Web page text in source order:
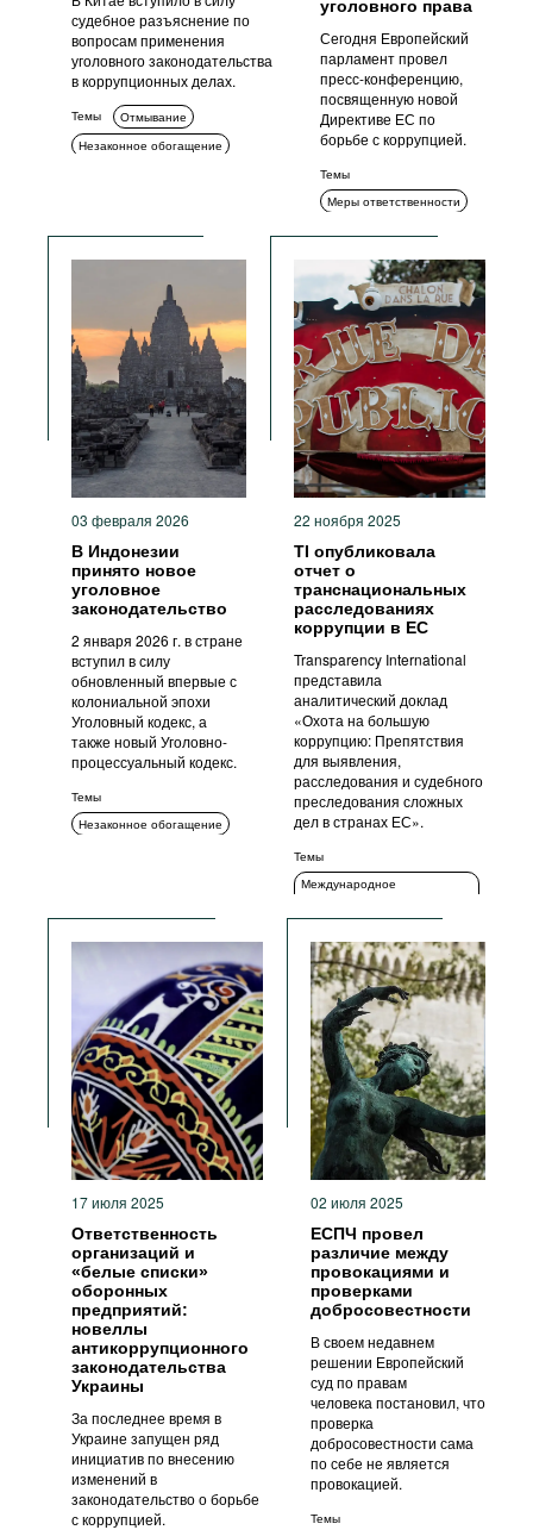
судебное разъяснение по
вопросам применения
уголовного законодательства
в коррупционных делах.
Темы
Отмывание
Незаконное обогащение
уголовного права
Сегодня Европейский
парламент провел
пресс-конференцию,
посвященную новой
Директиве ЕС по
борьбе с коррупцией.
Темы
Меры ответственности
03 февраля 2026
В Индонезии
принято новое
уголовное
законодательство
2 января 2026 г. в стране
вступил в силу
обновленный впервые с
колониальной эпохи
Уголовный кодекс, а
также новый Уголовно-
процессуальный кодекс.
Темы
Незаконное обогащение
22 ноября 2025
TI опубликовала
отчет о
транснациональных
расследованиях
коррупции в ЕС
Transparency International
представила
аналитический доклад
«Охота на большую
коррупцию: Препятствия
для выявления,
расследования и судебного
преследования сложных
дел в странах ЕС».
Темы
Международное
17 июля 2025
Ответственность
организаций и
«белые списки»
оборонных
предприятий:
новеллы
антикоррупционного
законодательства
Украины
За последнее время в
Украине запущен ряд
инициатив по внесению
изменений в
законодательство о борьбе
с коррупцией.
02 июля 2025
ЕСПЧ провел
различие между
провокациями и
проверками
добросовестности
В своем недавнем
решении Европейский
суд по правам
человека постановил, что
проверка
добросовестности сама
по себе не является
провокацией.
Темы